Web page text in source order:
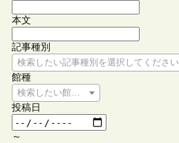
本文
記事種別
検索したい記事種別を選択してください
館種
検索したい館種を選択してください
投稿日
～